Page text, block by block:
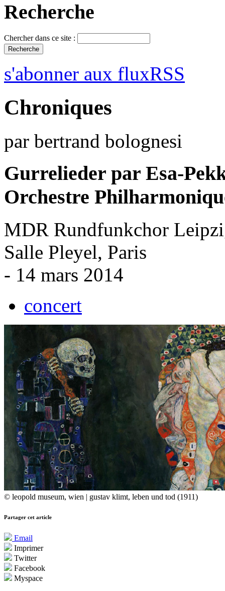
Recherche
Chercher dans ce site :
s'abonner aux fluxRSS
Chroniques
par bertrand bolognesi
Gurrelieder par Esa-
Orchestre
MDR Rundfunkchor
Salle Pleyel, Paris
- 14 mars 2014
concert
© leopold museum, wien | gustav klimt, leben und tod (1911)
Partager cet article
Email
Imprimer
Twitter
Facebook
Myspace